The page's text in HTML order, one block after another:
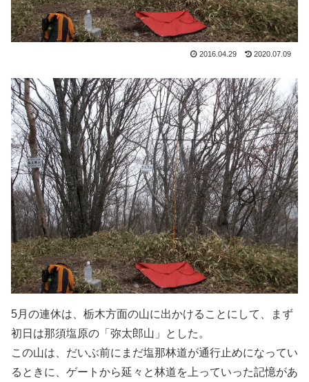
2016.04.29 2020.07.09
5月の連休は、栃木方面の山に出かけることにして、まず
初日は那須塩原の「弥太郎山」とした。
この山は、だいぶ前にまだ塩那林道が通行止めになってい
るときに、ゲートから延々と林道を上っていった記憶があ